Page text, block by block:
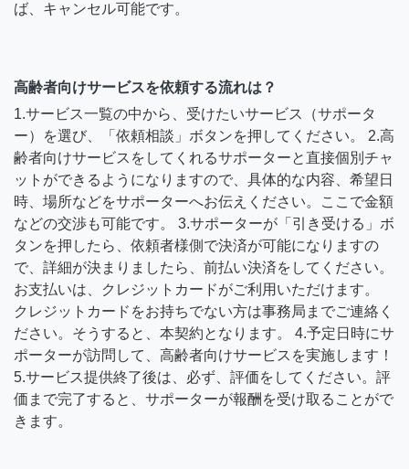
ば、キャンセル可能です。
高齢者向けサービスを依頼する流れは？
1.サービス一覧の中から、受けたいサービス（サポータ
ー）を選び、「依頼相談」ボタンを押してください。 2.高
齢者向けサービスをしてくれるサポーターと直接個別チャ
ットができるようになりますので、具体的な内容、希望日
時、場所などをサポーターへお伝えください。ここで金額
などの交渉も可能です。 3.サポーターが「引き受ける」ボ
タンを押したら、依頼者様側で決済が可能になりますの
で、詳細が決まりましたら、前払い決済をしてください。
お支払いは、クレジットカードがご利用いただけます。
クレジットカードをお持ちでない方は事務局までご連絡く
ださい。そうすると、本契約となります。 4.予定日時にサ
ポーターが訪問して、高齢者向けサービスを実施します！
5.サービス提供終了後は、必ず、評価をしてください。評
価まで完了すると、サポーターが報酬を受け取ることがで
きます。